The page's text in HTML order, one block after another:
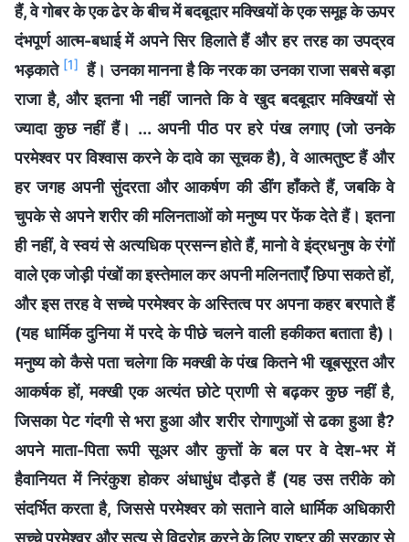
हैं, वे गोबर के एक ढेर के बीच में बदबूदार मक्खियों के एक समूह के ऊपर
दंभपूर्ण आत्म-बधाई में अपने सिर हिलाते हैं और हर तरह का उपद्रव
भड़काते [1] हैं। उनका मानना है कि नरक का उनका राजा सबसे बड़ा
राजा है, और इतना भी नहीं जानते कि वे खुद बदबूदार मक्खियों से
ज्यादा कुछ नहीं हैं। ... अपनी पीठ पर हरे पंख लगाए (जो उनके
परमेश्वर पर विश्वास करने के दावे का सूचक है), वे आत्मतुष्ट हैं और
हर जगह अपनी सुंदरता और आकर्षण की डींग हाँकते हैं, जबकि वे
चुपके से अपने शरीर की मलिनताओं को मनुष्य पर फेंक देते हैं। इतना
ही नहीं, वे स्वयं से अत्यधिक प्रसन्न होते हैं, मानो वे इंद्रधनुष के रंगों
वाले एक जोड़ी पंखों का इस्तेमाल कर अपनी मलिनताएँ छिपा सकते हों,
और इस तरह वे सच्चे परमेश्वर के अस्तित्व पर अपना कहर बरपाते हैं
(यह धार्मिक दुनिया में परदे के पीछे चलने वाली हकीकत बताता है)।
मनुष्य को कैसे पता चलेगा कि मक्खी के पंख कितने भी खूबसूरत और
आकर्षक हों, मक्खी एक अत्यंत छोटे प्राणी से बढ़कर कुछ नहीं है,
जिसका पेट गंदगी से भरा हुआ और शरीर रोगाणुओं से ढका हुआ है?
अपने माता-पिता रूपी सूअर और कुत्तों के बल पर वे देश-भर में
हैवानियत में निरंकुश होकर अंधाधुंध दौड़ते हैं (यह उस तरीके को
संदर्भित करता है, जिससे परमेश्वर को सताने वाले धार्मिक अधिकारी
सच्चे परमेश्वर और सत्य से विद्रोह करने के लिए राष्ट्र की सरकार से